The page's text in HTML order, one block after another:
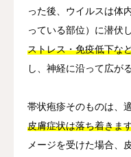
った後、ウイルスは体
っている部位）に潜伏
ストレス・免疫低下な
し、神経に沿って広が
帯状疱疹そのものは、
皮膚症状は落ち着きま
メージを受けた場合、